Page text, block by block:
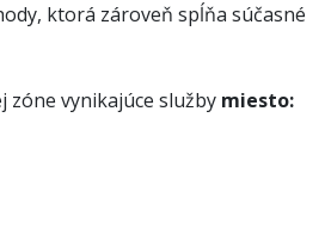
ktorá zároveň spĺňa súčasné
zóne vynikajúce služby miesto: